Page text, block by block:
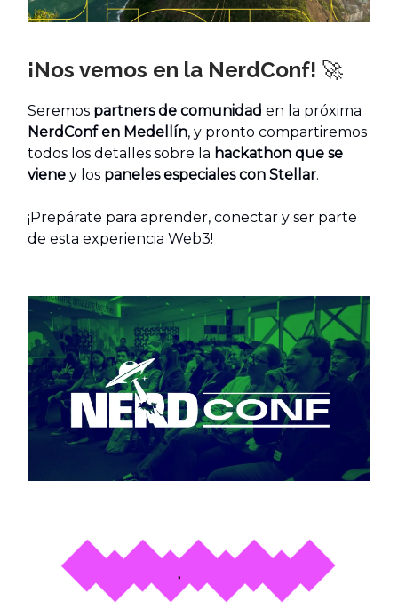
¡Nos vemos en la NerdConf! 🚀
Seremos partners de comunidad en la próxima
NerdConf en Medellín, y pronto compartiremos
todos los detalles sobre la hackathon que se
viene y los paneles especiales con Stellar.
¡Prepárate para aprender, conectar y ser parte
de esta experiencia Web3!